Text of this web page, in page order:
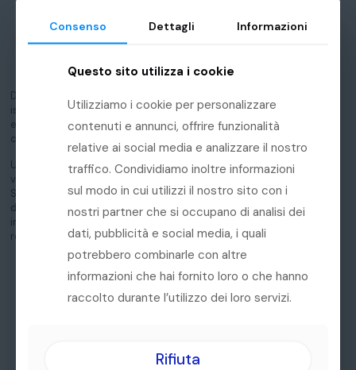
Coerenza del brand su tutti i punti di
contatto
Dal logo alla comunicazione digitale, dalle presentazioni
istituzionali ai materiali di marketing, costruiamo
ecosistemi visivi e verbali in cui ogni elemento dialoga
con gli altri, rafforzando la percezione del brand.
Un brand forte non è frutto del caso: nasce da una
visione, da strategie precise e da scelte coerenti. Con
Studio Matto affianchiamo l’intero processo, dalla
definizione dei fondamenti identitari alla loro traduzione
in strumenti tangibili in grado di sostenere crescita,
reputazione e fedeltà.
Consenso Dettagli Informazioni
Questo sito utilizza i cookie
Utilizziamo i cookie per personalizzare
contenuti e annunci, offrire funzionalità
relative ai social media e analizzare il nostro
traffico. Condividiamo inoltre informazioni
sul modo in cui utilizzi il nostro sito con i
nostri partner che si occupano di analisi dei
dati, pubblicità e social media, i quali
potrebbero combinarle con altre
informazioni che hai fornito loro o che hanno
raccolto durante l’utilizzo dei loro servizi.
Rifiuta
Consenso Dettagli Informazioni
Questo sito utilizza i cookie
Utilizziamo i cookie per personalizzare
contenuti e annunci, offrire funzionalità
relative ai social media e analizzare il nostro
traffico. Condividiamo inoltre informazioni
sul modo in cui utilizzi il nostro sito con i
nostri partner che si occupano di analisi dei
dati, pubblicità e social media, i quali
potrebbero combinarle con altre
informazioni che hai fornito loro o che hanno
raccolto durante l’utilizzo dei loro servizi.
Rifiuta